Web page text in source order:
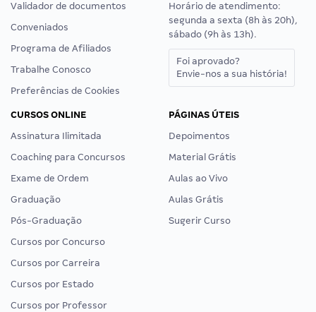
Validador de documentos
Conveniados
Programa de Afiliados
Trabalhe Conosco
Preferências de Cookies
Horário de atendimento:
segunda a sexta (8h às 20h),
sábado (9h às 13h).
Foi aprovado?
Envie-nos a sua história!
CURSOS ONLINE
Assinatura Ilimitada
Coaching para Concursos
Exame de Ordem
Graduação
Pós-Graduação
Cursos por Concurso
Cursos por Carreira
Cursos por Estado
Cursos por Professor
PÁGINAS ÚTEIS
Depoimentos
Material Grátis
Aulas ao Vivo
Aulas Grátis
Sugerir Curso